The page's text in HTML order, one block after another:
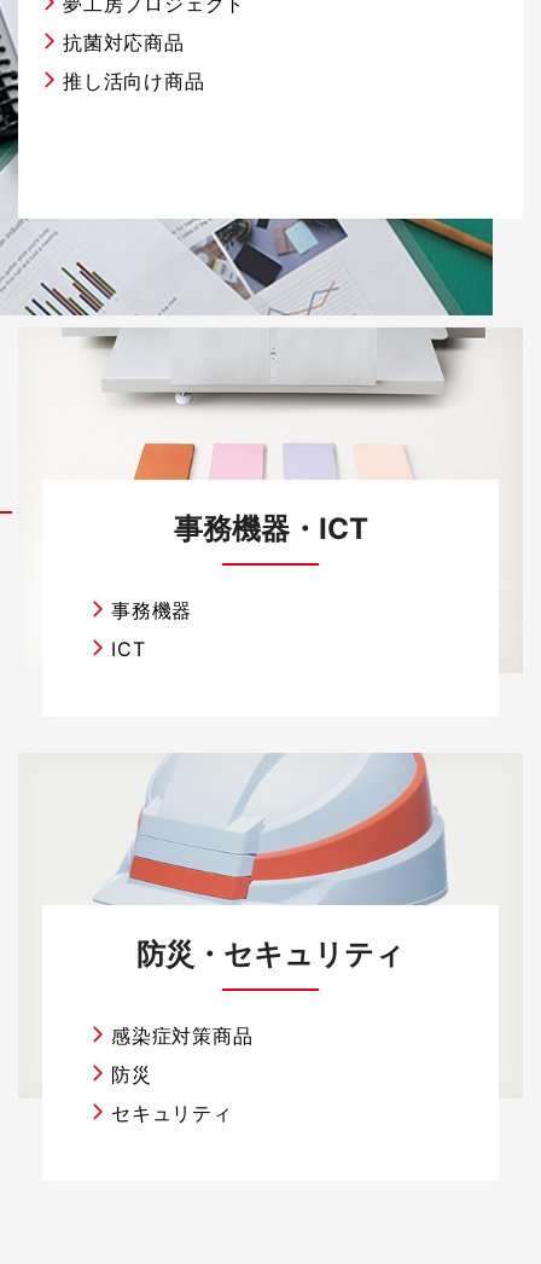
抗菌対応商品
推し活向け商品
事務機器・ICT
事務機器
ICT
防災・セキュリティ
感染症対策商品
防災
セキュリティ